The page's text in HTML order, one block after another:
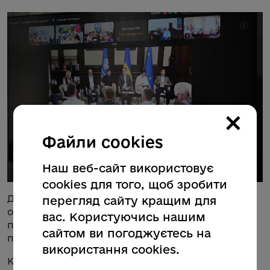
Для цього пропонують запровадити цифровий
облік пільговиків, запровадити зрозумілу і
прозору модель розрахунків та єдині правила
підтвердження права на пільгу.
Ключові аспекти:
×
Файли cookies
Наш веб-сайт використовує
cookies для того, щоб зробити
перегляд сайту кращим для
вас. Користуючись нашим
сайтом ви погоджуєтесь на
використання cookies.